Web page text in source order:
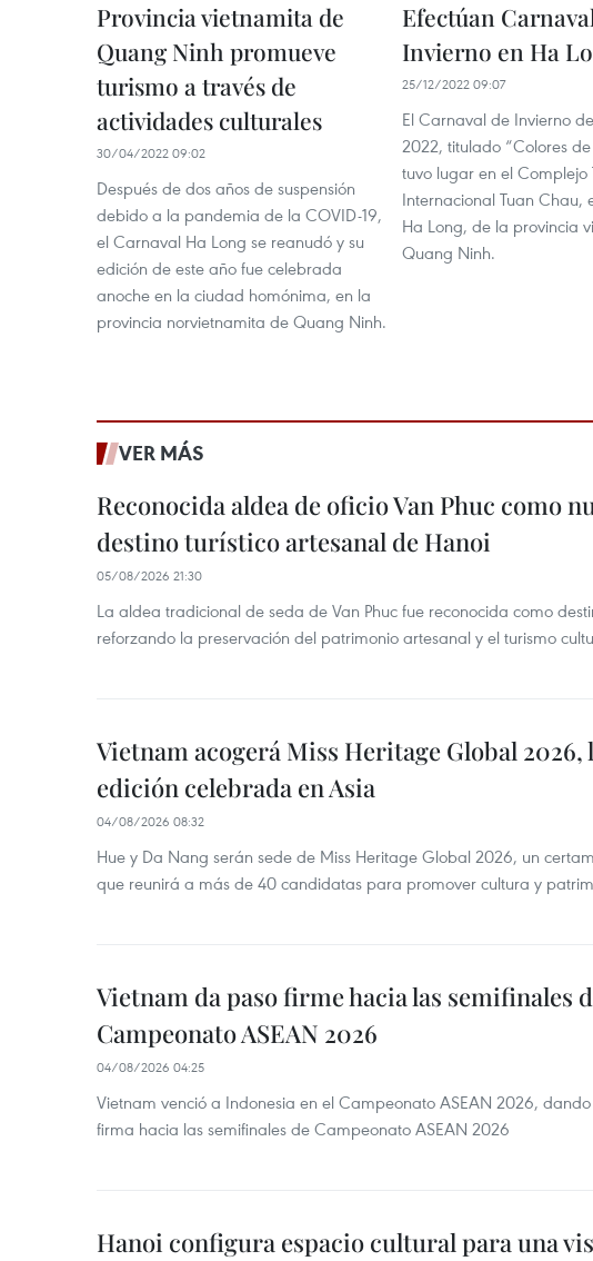
Provincia vietnamita de
Quang Ninh promueve
turismo a través de
actividades culturales
30/04/2022 09:02
Después de dos años de suspensión
debido a la pandemia de la COVID-19,
el Carnaval Ha Long se reanudó y su
edición de este año fue celebrada
anoche en la ciudad homónima, en la
provincia norvietnamita de Quang Ninh.
Efectúan
Invierno en Ha
25/12/2022 09:07
El Carnaval de Invierno
2022, titulado “Colores
tuvo lugar en el Complejo
Internacional Tuan Chau,
Ha Long, de la provincia
Quang Ninh.
VER MÁS
Reconocida aldea de oficio Van Phuc como
destino turístico artesanal de Hanoi
05/08/2026 21:30
La aldea tradicional de seda de Van Phuc fue reconocida como
reforzando la preservación del patrimonio artesanal y el turismo
Vietnam acogerá Miss Heritage Global
edición celebrada en Asia
04/08/2026 08:32
Hue y Da Nang serán sede de Miss Heritage Global 2026, un
que reunirá a más de 40 candidatas para promover cultura y
Vietnam da paso firme hacia las semifinales
Campeonato ASEAN 2026
04/08/2026 04:25
Vietnam venció a Indonesia en el Campeonato ASEAN 2026,
firma hacia las semifinales de Campeonato ASEAN 2026
Hanoi configura espacio cultural para una